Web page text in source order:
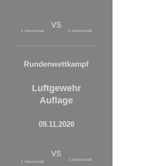
2. Mannschaft
vs
3. Mannschaft
Rundenwettkampf
Luftgewehr
Auflage
09.11.2026
2. Mannschaft
vs
2. Mannschaft